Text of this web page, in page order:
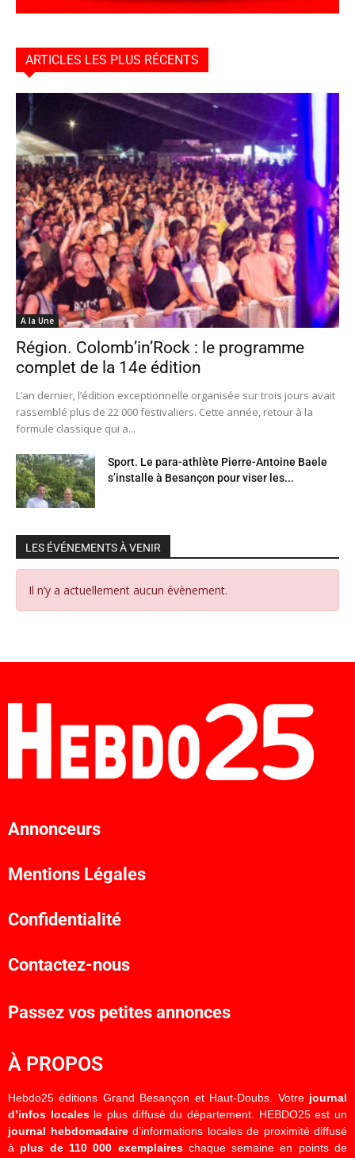
ARTICLES LES PLUS RÉCENTS
A la Une
Région. Colomb’in’Rock : le programme
complet de la 14e édition
L’an dernier, l’édition exceptionnelle organisée sur trois jours avait
rassemblé plus de 22 000 festivaliers. Cette année, retour à la
formule classique qui a...
Sport. Le para-athlète Pierre-Antoine Baele
s’installe à Besançon pour viser les...
LES ÉVÉNEMENTS À VENIR
Il n’y a actuellement aucun évènement.
Annonceurs
Mentions Légales
Confidentialité
Contactez-nous
Passez vos petites annonces
À PROPOS
Hebdo25 éditions Grand Besançon et Haut-Doubs. Votre journal
d’infos localesle plus diffusé du département. HEBDO25 est un
journal hebdomadaired’informations locales de proximité diffusé
à plus de 110 000 exemplaireschaque semaine en points de